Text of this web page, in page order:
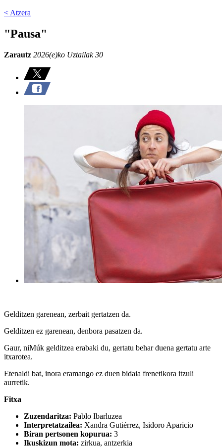
< Atzera
"Pausa"
Zarautz 2026(e)ko Uztailak 30
Gelditzen garenean, zerbait gertatzen da.
Gelditzen ez garenean, denbora pasatzen da.
Gaur, niMúk gelditzea erabaki du, gertatu behar duena gertatu arte
itxarotea.
Etenaldi bat, inora eramango ez duen bidaia frenetikora itzuli
aurretik.
Fitxa
Zuzendaritza: Pablo Ibarluzea
Interpretatzailea: Xandra Gutiérrez, Isidoro Aparicio
Biran pertsonen kopurua: 3
Ikuskizun mota: zirkua, antzerkia